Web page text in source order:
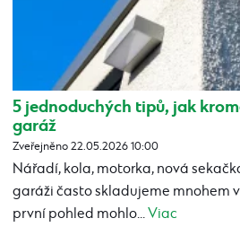
5 jednoduchých tipů, jak
garáž
Zveřejněno 22.05.2026 10:00
Nářadí, kola, motorka, nová
garáži často skladujeme mnohem
první pohled mohlo...Viac